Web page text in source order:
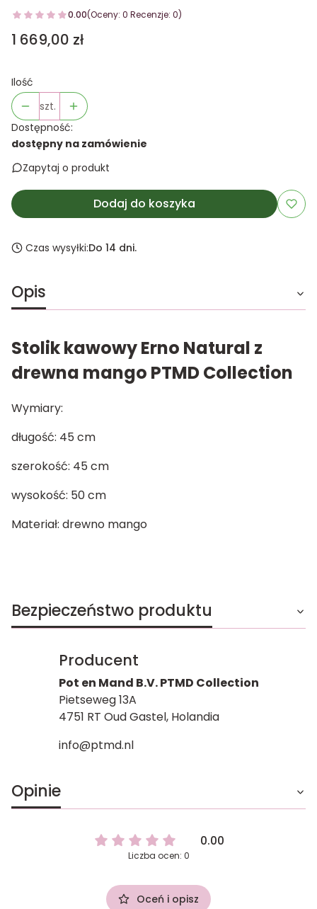
0.00(Oceny: 0 Recenzje: 0)
Cena
1 669,00 zł
Ilość
szt.
Dostępność:
dostępny na zamówienie
Zapytaj o produkt
Dodaj do koszyka
Czas wysyłki:Do 14 dni.
Opis
Stolik kawowy Erno Natural z
drewna mango PTMD Collection
Wymiary:
długość: 45 cm
szerokość: 45 cm
wysokość: 50 cm
Materiał: drewno mango
Bezpieczeństwo produktu
Producent
Pot en Mand B.V. PTMD Collection
Pietseweg 13A
4751 RT Oud Gastel, Holandia
info@ptmd.nl
Opinie
0.00
Liczba ocen: 0
Oceń i opisz